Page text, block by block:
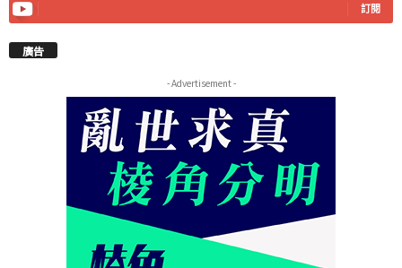
訂閱
廣告
- Advertisement -